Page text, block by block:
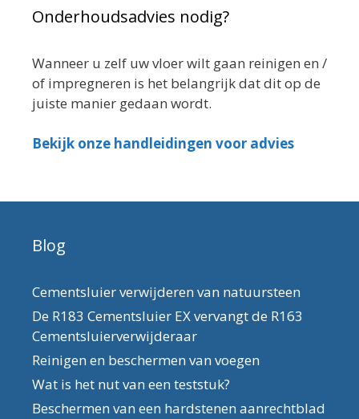
Onderhoudsadvies nodig?
Wanneer u zelf uw vloer wilt gaan reinigen en /
of impregneren is het belangrijk dat dit op de
juiste manier gedaan wordt.
Bekijk onze handleidingen voor advies
Blog
Cementsluier verwijderen van natuursteen
De R183 Cementsluier EX vervangt de R163
Cementsluierverwijderaar
Reinigen en beschermen van voegen
Wat is het nut van een teststuk?
Beschermen van een hardstenen aanrechtblad